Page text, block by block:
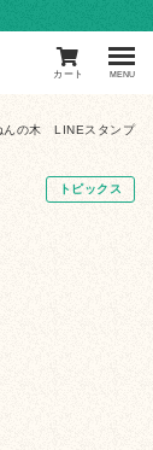
カート MENU
んの木 LINEスタンプ
トピックス